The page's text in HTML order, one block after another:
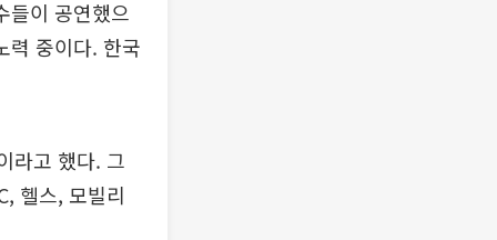
들이 공연했으
력 중이다. 한국
라고 했다. 그
헬스, 모빌리